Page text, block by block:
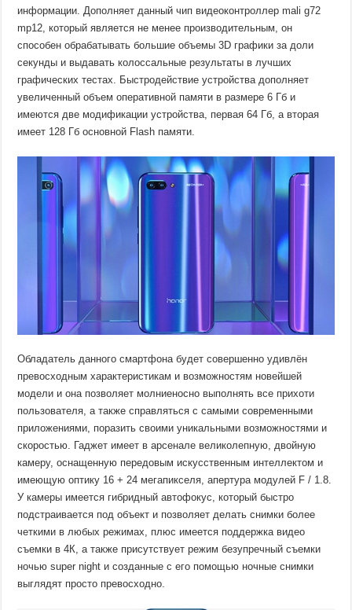
информации. Дополняет данный чип видеоконтроллер mali g72
mp12, который является не менее производительным, он
способен обрабатывать большие объемы 3D графики за доли
секунды и выдавать колоссальные результаты в лучших
графических тестах. Быстродействие устройства дополняет
увеличенный объем оперативной памяти в размере 6 Гб и
имеются две модификации устройства, первая 64 Гб, а вторая
имеет 128 Гб основной Flash памяти.
Обладатель данного смартфона будет совершенно удивлён
превосходным характеристикам и возможностям новейшей
модели и она позволяет молниеносно выполнять все прихоти
пользователя, а также справляться с самыми современными
приложениями, поразить своими уникальными возможностями и
скоростью. Гаджет имеет в арсенале великолепную, двойную
камеру, оснащенную передовым искусственным интеллектом и
имеющую оптику 16 + 24 мегапикселя, апертура модулей F / 1.8.
У камеры имеется гибридный автофокус, который быстро
подстраивается под объект и позволяет делать снимки более
четкими в любых режимах, плюс имеется поддержка видео
съемки в 4К, а также присутствует режим безупречный съемки
ночью super night и созданные с его помощью ночные снимки
выглядят просто превосходно.